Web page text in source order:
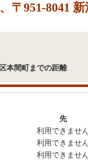
〒951-8041
本間町までの距離
先
利用できませ
利用できませ
利用できませ